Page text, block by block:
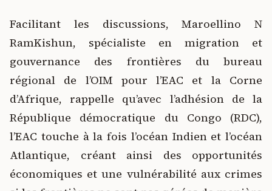
Facilitant les discussions, Maroellino N
RamKishun, spécialiste en migration et
gouvernance des frontières du bureau
régional de l’OIM pour l’EAC et la Corne
d’Afrique, rappelle qu’avec l’adhésion de la
République démocratique du Congo (RDC),
l’EAC touche à la fois l’océan Indien et l’océan
Atlantique, créant ainsi des opportunités
économiques et une vulnérabilité aux crimes